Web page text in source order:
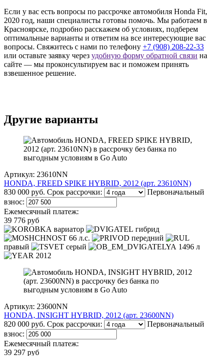
Если у вас есть вопросы по рассрочке автомобиля Honda Fit,
2020 год, наши специалисты готовы помочь. Мы работаем в
Красноярске, подробно расскажем об условиях, подберем
оптимальные варианты и ответим на все интересующие вас
вопросы. Свяжитесь с нами по телефону +7 (908) 208-22-33
или оставьте заявку через удобную форму обратной связи на
сайте — мы проконсультируем вас и поможем принять
взвешенное решение.
Другие варианты
Артикул: 23610NN
HONDA, FREED SPIKE HYBRID, 2012 (арт. 23610NN)
830 000 руб. Срок рассрочки:
Первоначальный
взнос:
Ежемесячный платеж:
39 776 руб
вариатор
гибрид
66 л.с.
передний
правый
серый
1496 л
2012
Артикул: 23600NN
HONDA, INSIGHT HYBRID, 2012 (арт. 23600NN)
820 000 руб. Срок рассрочки:
Первоначальный
взнос:
Ежемесячный платеж:
39 297 руб